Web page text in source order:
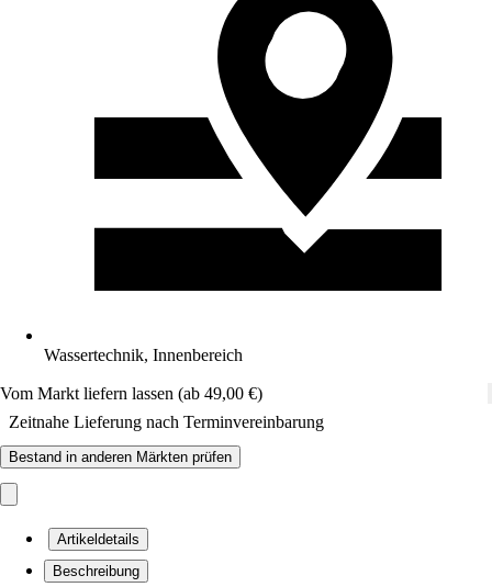
Wassertechnik, Innenbereich
Vom Markt liefern lassen (ab 49,00 €)
Zeitnahe Lieferung nach Terminvereinbarung
Bestand in anderen Märkten prüfen
Artikeldetails
Beschreibung